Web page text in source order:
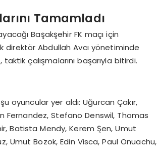
Tamamladı
Başakşehir FK maçı için
direktör Abdullah Avcı yönetiminde
çalışmalarını başarıyla bitirdi.
oyuncular yer aldı: Uğurcan Çakır,
Fernandez, Stefano Denswil, Thomas
Batista Mendy, Kerem Şen, Umut
Umut Bozok, Edin Visca, Paul Onuachu,